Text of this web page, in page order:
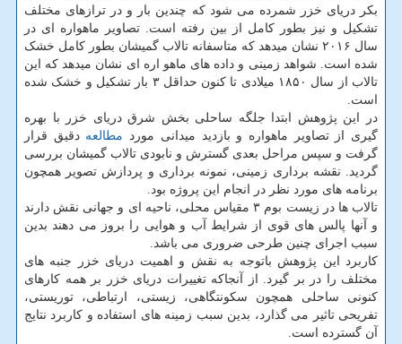
بکر دریای خزر شمرده می شود که چندین بار و در ترازهای مختلف
تشکیل و نیز بطور کامل از بین رفته است. تصاویر ماهواره ای در
سال ۲۰۱۶ نشان میدهد که متاسفانه تالاب گمیشان بطور کامل خشک
شده است. شواهد زمینی و داده های ماهو اره ای نشان میدهد که این
تالاب از سال ۱۸۵۰ میلادی تا کنون حداقل ۳ بار تشکیل و خشک شده
است.
در این پژوهش ابتدا جلگه ساحلی بخش شرق دریای خزر با بهره
گیری از تصاویر ماهواره و بازدید میدانی مورد مطالعه دقیق قرار
گرفت و سپس مراحل بعدی گسترش و نابودی تالاب گمیشان بررسی
گردید. نقشه برداری زمینی، نمونه برداری و پردازش تصویر همچون
برنامه های مورد نظر در انجام این پروژه بود.
تالاب ها در زیست بوم ۳ مقیاس محلی، ناحیه ای و جهانی نقش دارند
و آنها پالس های قوی از شرایط آب و هوایی را بروز می دهند بدین
سبب اجرای چنین طرحی ضروری می باشد.
کاربرد این پژوهش باتوجه به نقش و اهمیت دریای خزر جنبه های
مختلف را در بر گیرد. از آنجاکه تغییرات دریای خزر بر همه کارهای
کنونی ساحلی همچون سکونتگاهی، زیستی، ارتباطی، توریستی،
تفریحی تاثیر می گذارد، بدین سبب زمینه های استفاده و کاربرد نتایج
آن گسترده است.